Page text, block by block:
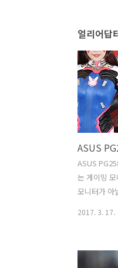
얼리어답
ASUS
는 게이밍
모니터가 아
느낌은 직접
려야겠지만
2017. 3. 17.